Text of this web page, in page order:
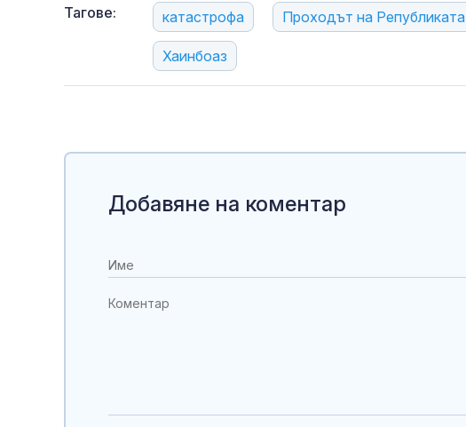
Тагове: катастрофа Проходът на Републиката
Хаинбоаз
Добавяне на коментар